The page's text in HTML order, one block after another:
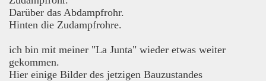
Darüber das Abdampfrohr.
Hinten die Zudampfrohre.
ich bin mit meiner "La Junta" wieder etwas weiter
gekommen.
Hier einige Bilder des jetzigen Bauzustandes